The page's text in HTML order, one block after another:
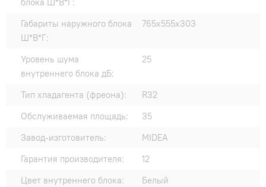
Габариты наружного блока
Ш*В*Г:
765x555x303
Уровень шума
внутреннего блока дБ:
25
Тип хладагента (фреона):
R32
Обслуживаемая площадь:
35
Завод-изготовитель:
MIDEA
Гарантия производителя:
12
Цвет внутреннего блока:
Белый